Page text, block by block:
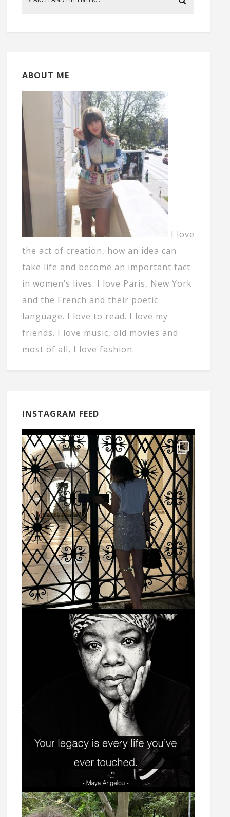
ABOUT ME
I love
the act of creation, how an idea can
take life and become an important fact
in women’s lives. I love Paris, New York
and the French and their poetic
language. I love to read. I love my
friends. I love music, old movies and
most of all, I love fashion.
INSTAGRAM FEED